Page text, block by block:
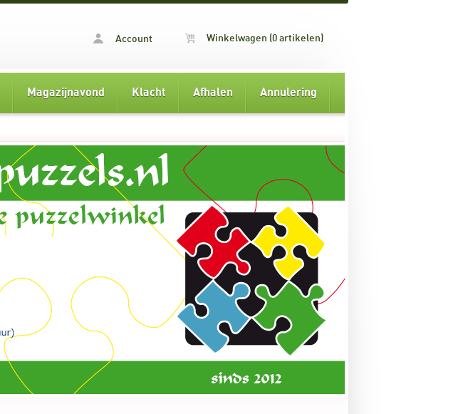
Account Winkelwagen (0 artikelen)
Magazijnavond Klacht Afhalen Annulering